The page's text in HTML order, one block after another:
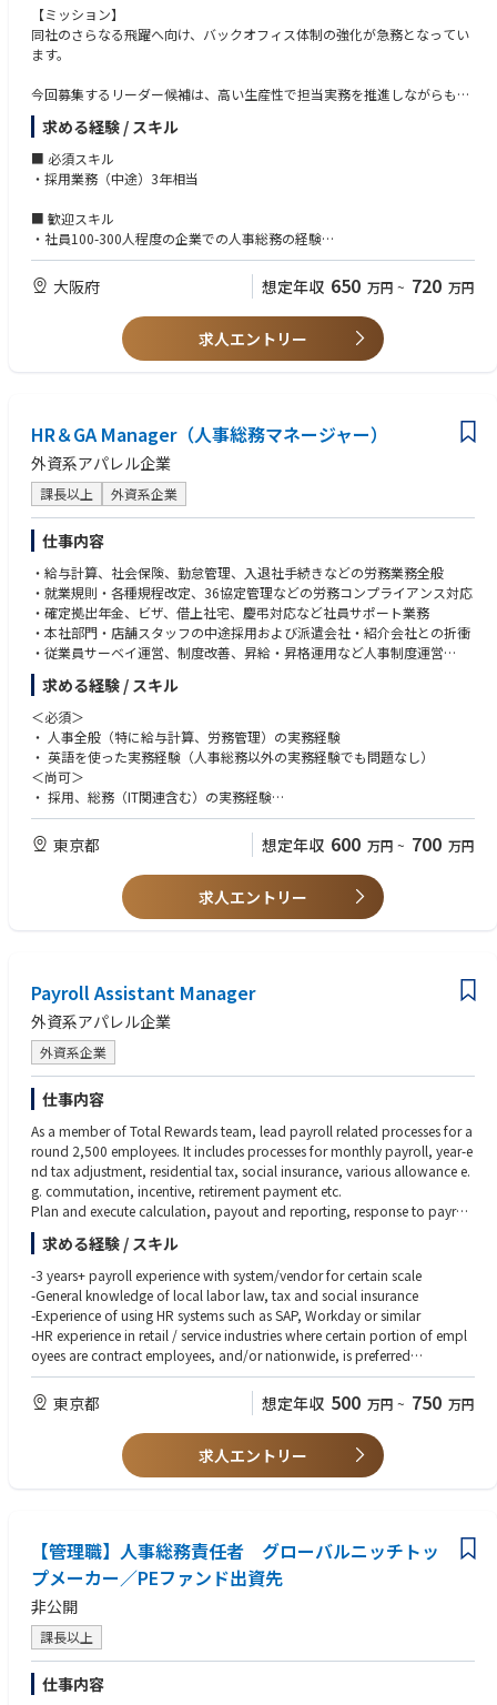
【ミッション】
同社のさらなる飛躍へ向け、バックオフィス体制の強化が急務となってい
ます。
今回募集するリーダー候補は、高い生産性で担当実務を推進しながらも、
人事総務の未経験領域にも果敢にチャレンジし修得し、将来のマネージャ
ーポジションを目指していただく位置づけです。
人事総務経験の長い部長が伴走しますので、経験領域の狭い方も是非チャ
社員一人ひとりがポテンシャルを最大限に発揮し、挑戦できる環境を自ら
【仕事内容】
・採用：戦略的採用ルートの確立と母集団形成／採用ブランディングの推
進／オフィス職（年間10～20人）、美容部員（年間20～30人）
・評価：エンゲージメントを高める評価制度の運用／事業成長のスピード
に合わせた、インセンティブ制度や評価指標（KPI・MBO）のブラッシュ
アップ・改定提案
・育成：スキルアップ研修や管理職研修の企画・立案／従業員のエンゲー
ジメントを高め、ブランドの体現者として長期的に活躍するためのキャリ
アパスの構築
■総務領域
・ファシリティマネジメント：オフィス環境の整備、備品管理、事業所間
の連携支援
・福利厚生：制度の企画立案・運用
■使用ツール
・HERP（ATS）
・マネーフォワードクラウドシリーズ（給与計算、社会保険、人事管理
等）
・HRBrain（タレマネ、評価）
・asana（タスク管理ツール）
・Google Workspace（グループウェア）
・LINE WORKS（コミュニケーション）
※以下のような方を求めています
応募時点で人事・総務の全領域のご経験は不要です。例えば「採用」から
「人事企画」「育成」「給与労務」「総務」など、領域を拡げてフルスタ
ンジし総合力を高めたい方
「人材紹介エージェント」から「企業人事」に転じたい方
求める経験 / スキル
■ 必須スキル
・採用業務（中途）3年相当
■ 歓迎スキル
・社員100-300人程度の企業での人事総務の経験
・労基署やハローワークなどの行政対応の経験
・総務業務の経験
・何事もオーナーシップを持ち、セルフスターターとして周囲を巻き込み
ながら業務を推進できる方
大阪府 想定年収 650 万円 ~ 720 万円
求人エントリー
HR＆GA Manager（人事総務マネージャー）
外資系アパレル企業
課長以上 外資系企業
仕事内容
・給与計算、社会保険、勤怠管理、入退社手続きなどの労務業務全般
・就業規則・各種規程改定、36協定管理などの労務コンプライアンス対応
・確定拠出年金、ビザ、借上社宅、慶弔対応など社員サポート業務
・本社部門・店舗スタッフの中途採用および派遣会社・紹介会社との折衝
・従業員サーベイ運営、制度改善、昇給・昇格運用など人事制度運営
・オフィス・各種保険契約管理、IT機器管理、本国ICTチームとの連携
・サステナビリティ関連プロジェクト（Carbon Footprint Project）の日
本側窓口
・人事・総務関連経費の請求処理およびベンダーマネジメント
求める経験 / スキル
＜必須＞
・ 人事全般（特に給与計算、労務管理）の実務経験
・ 英語を使った実務経験（人事総務以外の実務経験でも問題なし）
＜尚可＞
・ 採用、総務（IT関連含む）の実務経験
・ アパレル業界での人事全般の経験
求めるスキル
・ Excel/Wordでの資料作成。簡単な関数、差込印刷は、全社員向けの告
知を行う際頻繁に使用。
・ 英語でのコミュニケーション能力（主にe-mailを使用するため読み書き
は必須。会話力は、電話やビデオカンファレンスは最低でも抵抗がないレ
・ チャレンジ精神が旺盛で積極的にスキルアップを目指すモチベーション
のある方
東京都 想定年収 600 万円 ~ 700 万円
求人エントリー
Payroll Assistant Manager
外資系アパレル企業
外資系企業
仕事内容
As a member of Total Rewards team, lead payroll related processes for a
round 2,500 employees. It includes processes for monthly payroll, year-e
nd tax adjustment, residential tax, social insurance, various allowance e.
g. commutation, incentive, retirement payment etc.
Plan and execute calculation, payout and reporting, response to payroll
related requests/audits, all in timely and accurate manner, establishing a
nd maintaining partnerships with relevant internal functions e.g. HR Busin
ess Partner, Finance & Accounting, as well as external vendors.
求める経験 / スキル
-3 years+ payroll experience with system/vendor for certain scale
-General knowledge of local labor law, tax and social insurance
-Experience of using HR systems such as SAP, Workday or similar
-HR experience in retail / service industries where certain portion of empl
oyees are contract employees, and/or nationwide, is preferred
-Language skill in Japanese and English (both at business level)
-Communication skills to understand/tell what requesters/questioners re
quire in appropriate way, considering phycological things as well
-Mindset to take employees, management and relevant teams as own cus
tomers and demonstrate customer-oriented behavior
-A Self-starter and team player with ownership and accountability in ord
-High/wide view to grasp issues/problems and cool-headed to solve it.
-MS Excel (intermediate-advanced level), Work, Outlook etc. and interest i
n utilizing tools e.g. AI for efficient / automated processes
-University degree or equivalent preferred
東京都 想定年収 500 万円 ~ 750 万円
求人エントリー
【管理職】人事総務責任者 グローバルニッチトッ
プメーカー／PEファンド出資先
非公開
課長以上
仕事内容